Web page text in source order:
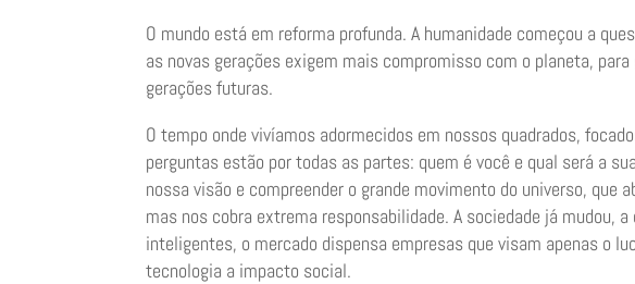
O mundo está em reforma profunda. A humanidade começou a
as novas gerações exigem mais compromisso com o planeta,
gerações futuras.
O tempo onde vivíamos adormecidos em nossos quadrados,
perguntas estão por todas as partes: quem é você e qual será a
nossa visão e compreender o grande movimento do universo, que
mas nos cobra extrema responsabilidade. A sociedade já mudou,
inteligentes, o mercado dispensa empresas que visam apenas o
tecnologia a impacto social.